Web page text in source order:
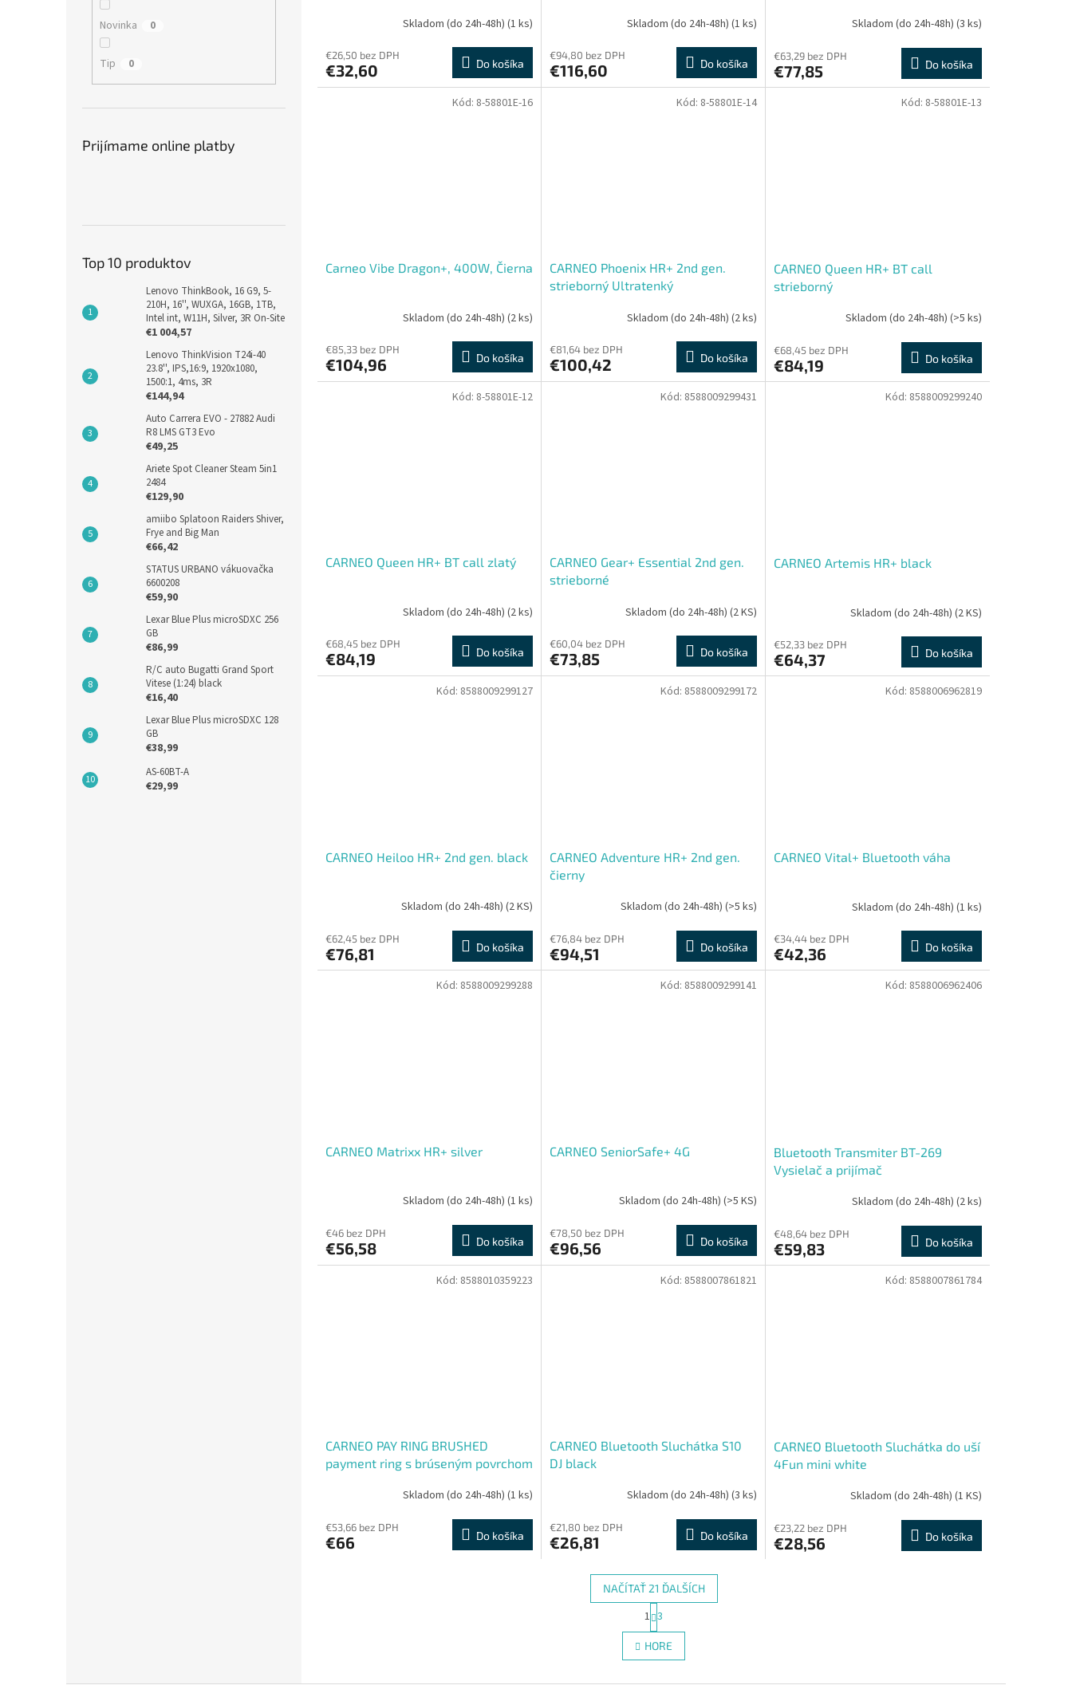
Novinka 0
Tip 0
Prijímame online platby
Top 10 produktov
Lenovo ThinkBook, 16 G9, 5-
210H, 16'', WUXGA, 16GB, 1TB,
Intel int, W11H, Silver, 3R On-Site
€1 004,57
Lenovo ThinkVision T24i-40
23.8'', IPS,16:9, 1920x1080,
1500:1, 4ms, 3R
€144,94
Auto Carrera EVO - 27882 Audi
R8 LMS GT3 Evo
€49,25
Ariete Spot Cleaner Steam 5in1
2484
€129,90
amiibo Splatoon Raiders Shiver,
Frye and Big Man
€66,42
STATUS URBANO vákuovačka
6600208
€59,90
Lexar Blue Plus microSDXC 256
GB
€86,99
R/C auto Bugatti Grand Sport
Vitese (1:24) black
€16,40
Lexar Blue Plus microSDXC 128
GB
€38,99
AS-60BT-A
€29,99
Skladom (do 24h-48h) (1 ks)
€26,50 bez DPH
€32,60 Do košíka
Skladom (do 24h-48h) (1 ks)
€94,80 bez DPH
€116,60 Do košíka
Skladom (do 24h-48h) (3 ks)
€63,29 bez DPH
€77,85 Do košíka
Carneo Vibe Dragon+, 400W, Čierna
Skladom (do 24h-48h) (2 ks)
€85,33 bez DPH
€104,96 Do košíka
Kód: 8-58801E-16
CARNEO Phoenix HR+ 2nd gen.
strieborný Ultratenký
Skladom (do 24h-48h) (2 ks)
€81,64 bez DPH
€100,42 Do košíka
Kód: 8-58801E-14
CARNEO Queen HR+ BT call
strieborný
Skladom (do 24h-48h) (>5 ks)
€68,45 bez DPH
€84,19 Do košíka
Kód: 8-58801E-13
CARNEO Queen HR+ BT call zlatý
Skladom (do 24h-48h) (2 ks)
€68,45 bez DPH
€84,19 Do košíka
Kód: 8-58801E-12
CARNEO Gear+ Essential 2nd gen.
strieborné
Skladom (do 24h-48h) (2 KS)
€60,04 bez DPH
€73,85 Do košíka
Kód: 8588009299431
CARNEO Artemis HR+ black
Skladom (do 24h-48h) (2 KS)
€52,33 bez DPH
€64,37 Do košíka
Kód: 8588009299240
CARNEO Heiloo HR+ 2nd gen. black
Skladom (do 24h-48h) (2 KS)
€62,45 bez DPH
€76,81 Do košíka
Kód: 8588009299127
CARNEO Adventure HR+ 2nd gen.
čierny
Skladom (do 24h-48h) (>5 ks)
€76,84 bez DPH
€94,51 Do košíka
Kód: 8588009299172
CARNEO Vital+ Bluetooth váha
Skladom (do 24h-48h) (1 ks)
€34,44 bez DPH
€42,36 Do košíka
Kód: 8588006962819
CARNEO Matrixx HR+ silver
Skladom (do 24h-48h) (1 ks)
€46 bez DPH
€56,58 Do košíka
Kód: 8588009299288
CARNEO SeniorSafe+ 4G
Skladom (do 24h-48h) (>5 KS)
€78,50 bez DPH
€96,56 Do košíka
Kód: 8588009299141
Bluetooth Transmiter BT-269
Vysielač a prijímač
Skladom (do 24h-48h) (2 ks)
€48,64 bez DPH
€59,83 Do košíka
Kód: 8588006962406
CARNEO PAY RING BRUSHED
payment ring s brúseným povrchom
Skladom (do 24h-48h) (1 ks)
€53,66 bez DPH
€66 Do košíka
Kód: 8588010359223
CARNEO Bluetooth Sluchátka S10
DJ black
Skladom (do 24h-48h) (3 ks)
€21,80 bez DPH
€26,81 Do košíka
Kód: 8588007861821
CARNEO Bluetooth Sluchátka do uší
4Fun mini white
Skladom (do 24h-48h) (1 KS)
€23,22 bez DPH
€28,56 Do košíka
Kód: 8588007861784
O
v
l
d
NAČÍTAŤ 21 ĎALŠÍCH
S
t
r
á
n
1 3
HORE